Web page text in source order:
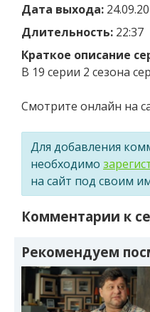
Дата выхода:
Длительность: 22:37
Краткое описание
В 19 серии 2 сезона
Смотрите онлайн на
Для добавления
необходимо
на сайт под своим
Комментарии к
Рекомендуем